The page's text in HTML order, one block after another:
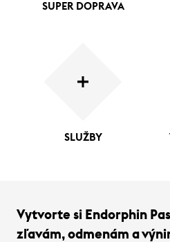
SUPER DOPRAVA
SLUŽBY
Vytvorte si Endorphin
zľavám, odmenám a